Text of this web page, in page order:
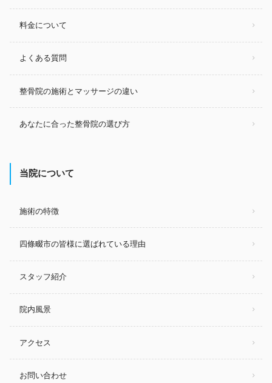
料金について
よくある質問
整骨院の施術とマッサージの違い
あなたに合った整骨院の選び方
当院について
施術の特徴
四條畷市の皆様に選ばれている理由
スタッフ紹介
院内風景
アクセス
お問い合わせ